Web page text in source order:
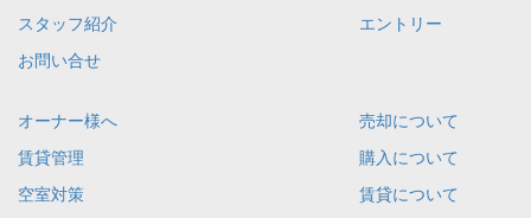
スタッフ紹介
お問い合せ
エントリー
オーナー様へ
賃貸管理
空室対策
売却について
購入について
賃貸について